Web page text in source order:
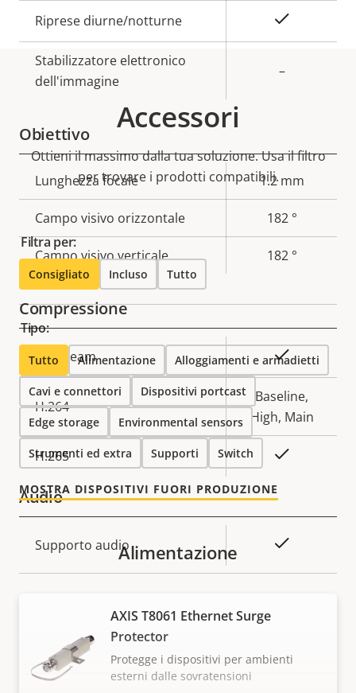
Riprese diurne/notturne
Stabilizzatore elettronico
dell'immagine
–
Obiettivo
Descrizione
della
proprietà
Valore
della
proprietà
Lunghezza focale 1.2 mm
Campo visivo orizzontale 182 °
Campo visivo verticale 182 °
Compressione
Descrizione
della
proprietà
Valore
della
proprietà
Zipstream Sì
H.264
Baseline,
High, Main
H.265
Audio
Descrizione
Valore
della
Supporto audio
Descrizione
della
Valore
della
SO firmato
Accessori
Ottieni il massimo dalla tua soluzione. Usa il filtro
per trovare i prodotti compatibili.
Filtra per:
Consigliato Incluso Tutto
Tipo:
Tutto Alimentazione Alloggiamenti e armadietti
Cavi e connettori Dispositivi portcast
Edge storage Environmental sensors
Strumenti ed extra Supporti Switch
MOSTRA DISPOSITIVI FUORI PRODUZIONE
Alimentazione
AXIS T8061 Ethernet Surge
Protector
Protegge i dispositivi per ambienti
esterni dalle sovratensioni